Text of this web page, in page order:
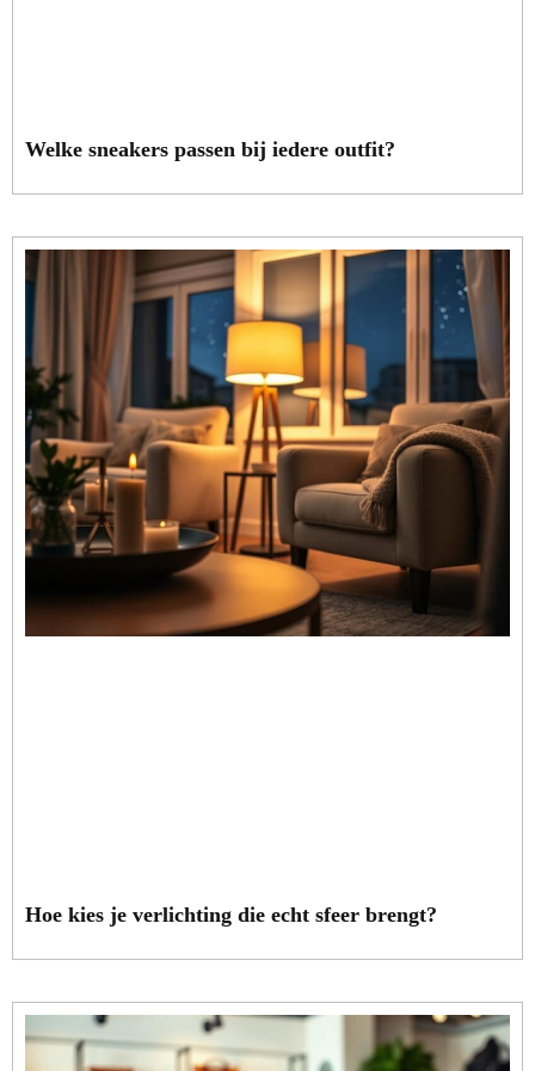
Welke sneakers passen bij iedere outfit?
Hoe kies je verlichting die echt sfeer brengt?